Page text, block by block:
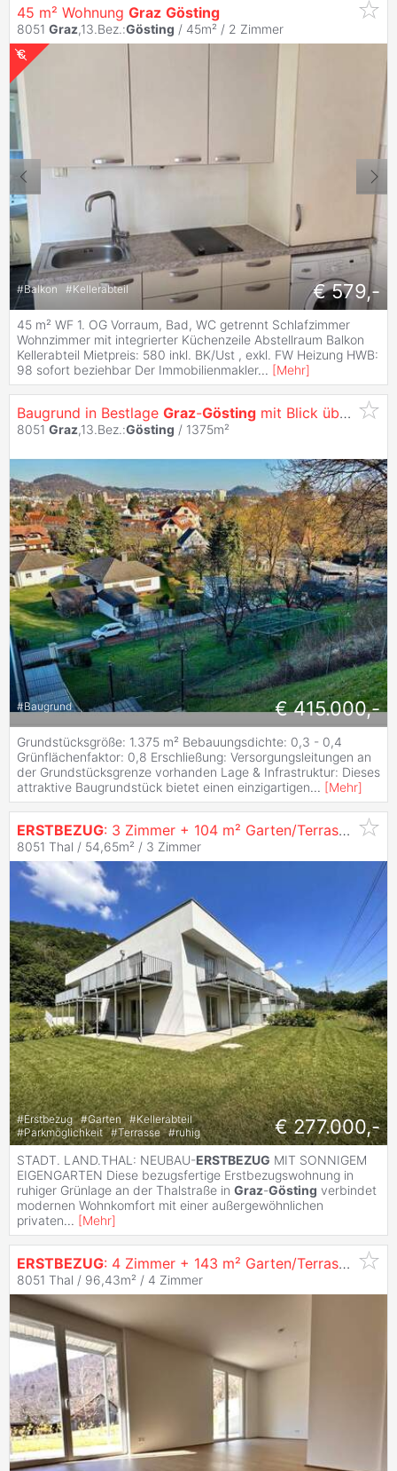
45 m² Wohnung Graz Gösting
8051 Graz,13.Bez.:Gösting / 45m² / 2 Zimmer
#Balkon #Kellerabteil € 579,-
45 m² WF 1. OG Vorraum, Bad, WC getrennt Schlafzimmer
Wohnzimmer mit integrierter Küchenzeile Abstellraum Balkon
Kellerabteil Mietpreis: 580 inkl. BK/Ust , exkl. FW Heizung HWB:
98 sofort beziehbar Der Immobilienmakler... [Mehr]
Baugrund in Bestlage Graz-Gösting mit Blick über Graz
8051 Graz,13.Bez.:Gösting / 1375m²
#Baugrund € 415.000,-
Grundstücksgröße: 1.375 m² Bebauungsdichte: 0,3 - 0,4
Grünflächenfaktor: 0,8 Erschließung: Versorgungsleitungen an
der Grundstücksgrenze vorhanden Lage & Infrastruktur: Dieses
attraktive Baugrundstück bietet einen einzigartigen... [Mehr]
ERSTBEZUG: 3 Zimmer + 104 m² Garten/Terrasse |
8051 Thal / 54,65m² / 3 Zimmer
#Erstbezug #Garten #Kellerabteil
#Parkmöglichkeit #Terrasse #ruhig € 277.000,-
STADT. LAND.THAL: NEUBAU-ERSTBEZUG MIT SONNIGEM
EIGENGARTEN Diese bezugsfertige Erstbezugswohnung in
ruhiger Grünlage an der Thalstraße in Graz-Gösting verbindet
modernen Wohnkomfort mit einer außergewöhnlichen
privaten... [Mehr]
ERSTBEZUG: 4 Zimmer + 143 m² Garten/Terrasse |
8051 Thal / 96,43m² / 4 Zimmer